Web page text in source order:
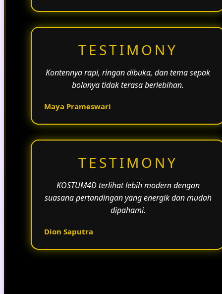
TESTIMONY
Kontennya rapi, ringan dibuka, dan tema sepak
bolanya tidak terasa berlebihan.
Maya Prameswari
TESTIMONY
KOSTUM4D terlihat lebih modern dengan
suasana pertandingan yang energik dan mudah
dipahami.
Dion Saputra